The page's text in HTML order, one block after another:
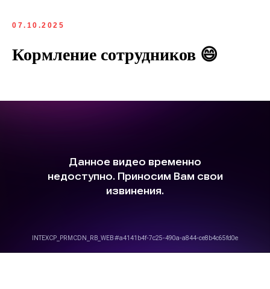
07.10.2025
Кормление сотрудников 😄